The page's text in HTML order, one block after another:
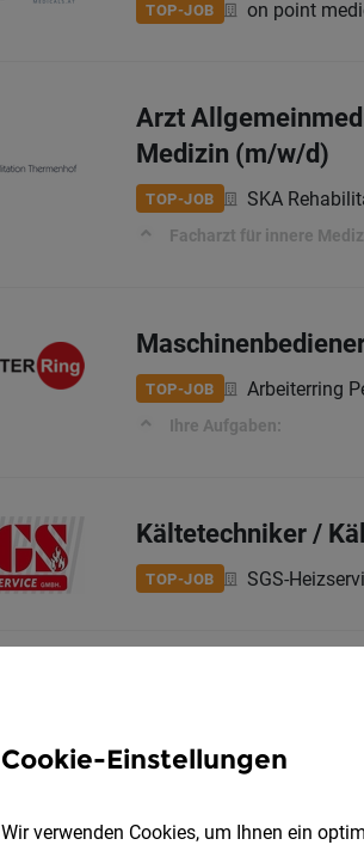
TOP-JOB on point
Arzt
Medizin (m/w/d)
TOP-JOB SKA
Facharzt für innere
TOP-JOB Arbeiterring
Ihre Aufgaben:
Kältetechniker /
TOP-JOB SGS-
Die Quelle gesunden
Cookie-Einstellungen
Wir verwenden Cookies, um Ihnen ein